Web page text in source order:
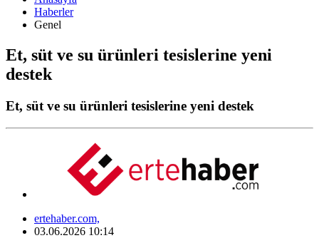
Haberler
Genel
Et, süt ve su ürünleri tesislerine yeni
destek
Et, süt ve su ürünleri tesislerine yeni destek
ertehaber.com,
03.06.2026 10:14